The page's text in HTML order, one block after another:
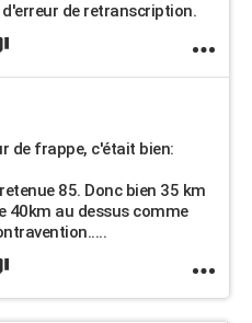
de retranscription.
de frappe, c'était bien:
85. Donc bien 35 km
40km au dessus comme